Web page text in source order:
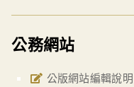
公務網站
公版網站編輯說明